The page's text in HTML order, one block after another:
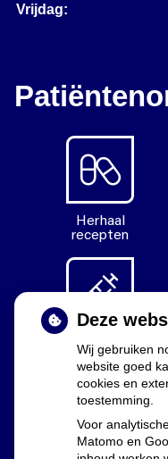
Vrijdag:
Herhaal
recepten
Diabetes
middelen
Deze
Wij gebruiken
website goed
cookies en
toestemming.
Voor
Matomo en